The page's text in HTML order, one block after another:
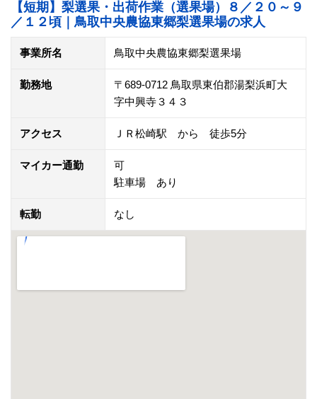
【短期】梨選果・出荷作業（選果場）８／２０～９
／１２頃｜鳥取中央農協東郷梨選果場の求人
事業所名 鳥取中央農協東郷梨選果場
勤務地
〒689-0712 鳥取県東伯郡湯梨浜町大
字中興寺３４３
アクセス ＪＲ松崎駅 から 徒歩5分
マイカー通勤
可
駐車場 あり
転勤 なし